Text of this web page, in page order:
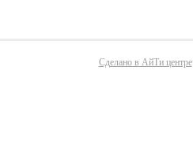
Сделано в АйТи центре